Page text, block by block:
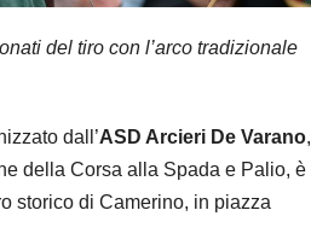
del tiro con l’arco tradizionale
dall’ASD Arcieri De Varano,
della Corsa alla Spada e Palio, è
storico di Camerino, in piazza